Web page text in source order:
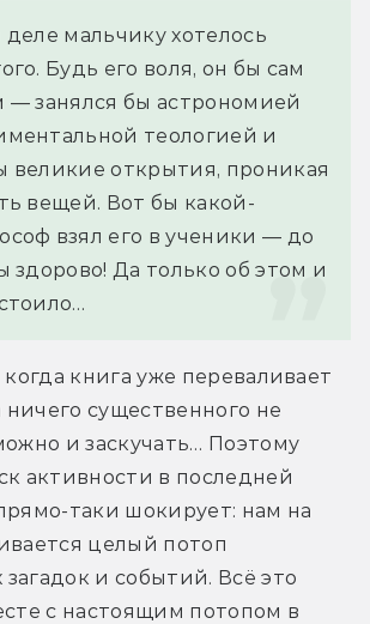
мальчику хотелось
Будь его воля, он бы сам
— занялся бы астрономией
теологией и
великие открытия, проникая
вещей. Вот бы какой-
взял его в ученики — до
здорово! Да только об этом и
книга уже переваливает
ничего существенного не
и заскучать… Поэтому
активности в последней
таки шокирует: нам на
целый потоп
и событий. Всё это
с настоящим потопом в